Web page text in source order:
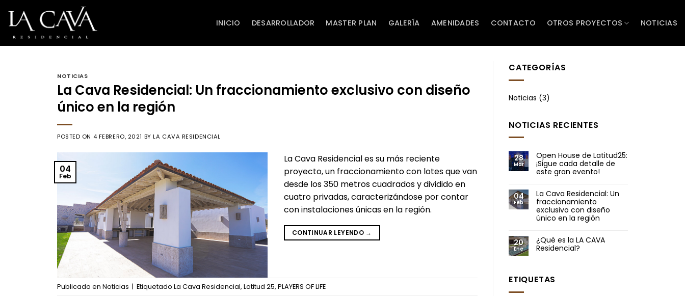
content
INICIO DESARROLLADOR MASTER PLAN GALERÍA AMENIDADES CONTACTO OTROS PROYECTOS NOTICIAS
NOTICIAS
La Cava Residencial: Un fraccionamiento exclusivo con diseño
único en la región
POSTED ON 4 FEBRERO, 2021 BYLA CAVA RESIDENCIAL
04
Feb
La Cava Residencial es su más reciente
proyecto, un fraccionamiento con lotes que van
desde los 350 metros cuadrados y dividido en
cuatro privadas, caracterizándose por contar
con instalaciones únicas en la región.
CONTINUAR LEYENDO →
Publicado en Noticias | Etiquetado La Cava Residencial, Latitud 25, PLAYERS OF LIFE
CATEGORÍAS
Noticias (3)
NOTICIAS RECIENTES
28
Mar
Open House de Latitud25:
¡Sigue cada detalle de
este gran evento!
04
Feb
La Cava Residencial: Un
fraccionamiento
exclusivo con diseño
único en la región
20
Ene
¿Qué es la LA CAVA
Residencial?
ETIQUETAS